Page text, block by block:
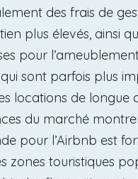
des frais de
plus élevés, ainsi
pour
sont parfois plus
locations de longue
du marché
pour l’Airbnb est
zones touristiques